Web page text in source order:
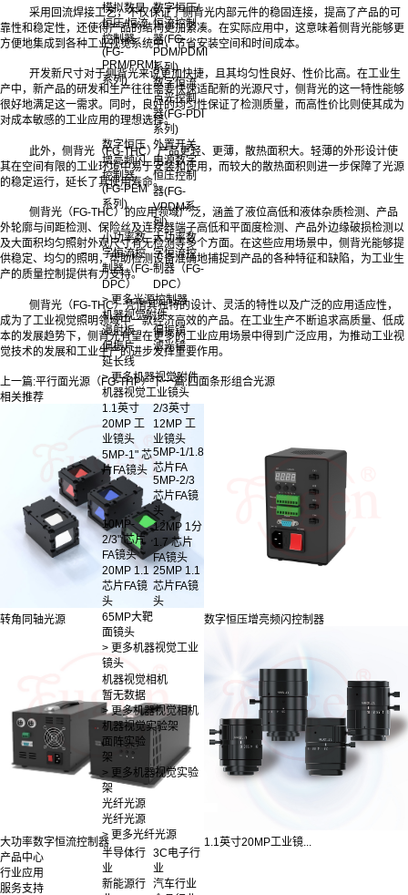
模拟数显
恒压/恒流
控制器
(FG-
PRM/PRMI
系列)
数字恒压/
恒流控制
器(FG-
PDM/PDMI
系列)
数字恒流
点光控制
器(FG-PDI
系列)
数字恒压
增亮频闪
控制器
(FG-PEM
系列)
外置开关
电源数字
恒压控制
器(FG-
VPDM系
列)
小功率数
字恒流控
制器（FG-
DPC）
大功率数
字恒流控
制器（FG-
DPC）
> 更多光源控制器
机器视觉附件
漫射板
偏振镜
偏振片
滤光镜
延长线
> 更多机器视觉附件
机器视觉工业镜头
1.1英寸
20MP 工
业镜头
2/3英寸
12MP 工
业镜头
5MP-1" 芯
片FA镜头
5MP-1/1.8
芯片FA
5MP-2/3
芯片FA镜
头
10MP-
2/3" 芯片
FA镜头
12MP 1分
1.7 芯片
FA镜头
20MP 1.1
芯片FA镜
头
25MP 1.1
芯片FA镜
头
65MP大靶
面镜头
> 更多机器视觉工业
镜头
机器视觉相机
暂无数据
> 更多机器视觉相机
机器视觉实验架
面阵实验
架
> 更多机器视觉实验
架
光纤光源
光纤光源
> 更多光纤光源
半导体行
业
3C电子行
业
新能源行 汽车行业
采用回流焊接工艺，不仅保证了侧背光内部元件的稳固连接，提高了产品的可
靠性和稳定性，还使得产品的结构更加紧凑。在实际应用中，这意味着侧背光能够更
方便地集成到各种工业视觉系统中，节省安装空间和时间成本。
开发新尺寸对于侧背光来说更加快捷，且其均匀性良好、性价比高。在工业生
产中，新产品的研发和生产往往需要快速适配新的光源尺寸，侧背光的这一特性能够
很好地满足这一需求。同时，良好的均匀性保证了检测质量，而高性价比则使其成为
对成本敏感的工业应用的理想选择。
此外，侧背光（FG-THC）产品更轻、更薄，散热面积大。轻薄的外形设计使
其在空间有限的工业环境中易于安装和使用，而较大的散热面积则进一步保障了光源
的稳定运行，延长了其使用寿命。
侧背光（FG-THC）的应用领域广泛，涵盖了液位高低和液体杂质检测、产品
外轮廓与间距检测、保险丝及连接器端子高低和平面度检测、产品外边缘破损检测以
及大面积均匀照射外观尺寸有无检测等多个方面。在这些应用场景中，侧背光能够提
供稳定、均匀的照明，帮助检测设备准确地捕捉到产品的各种特征和缺陷，为工业生
产的质量控制提供有力支持。
侧背光（FG-THC）凭借其独特的设计、灵活的特性以及广泛的应用适应性，
成为了工业视觉照明领域中一款经济高效的产品。在工业生产不断追求高质量、低成
本的发展趋势下，侧背光有望在更多的工业应用场景中得到广泛应用，为推动工业视
觉技术的发展和工业生产的进步发挥重要作用。‍
上一篇:平行面光源（FG-THP）下一篇:四面条形组合光源
相关推荐
转角同轴光源 数字恒压增亮频闪控制器
大功率数字恒流控制器
1.1英寸20MP工业镜...
产品中心
行业应用
服务支持